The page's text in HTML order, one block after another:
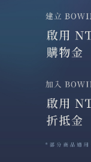
男性保養品 #
乳液在護膚中的
一些具體效用：
保濕 ：乳液
失，使肌